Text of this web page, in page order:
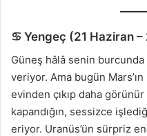
♋ Yengeç (21 Haziran
Güneş hâlâ senin
veriyor. Ama bugün
evinden çıkıp daha
kapandığın, sessizce
eriyor. Uranüs’ün sürpriz